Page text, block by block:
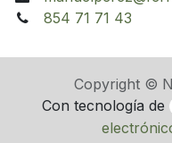
854 71 71 43
Copyright ©
Con tecnología de